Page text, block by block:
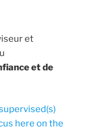
et
et de
here on the